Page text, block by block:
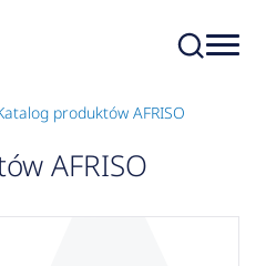
produktów AFRISO
AFRISO